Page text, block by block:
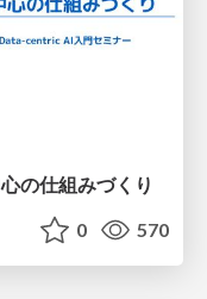
の仕組みづくり
0 570